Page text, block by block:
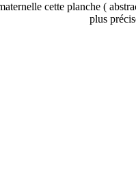
cette planche (
plus